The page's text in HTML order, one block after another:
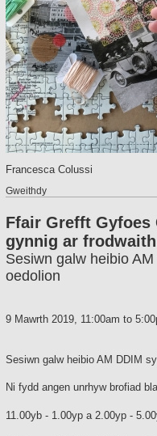
Francesca Colussi
Gweithdy
Ffair Grefft Gyfoes
gynnig ar frodwaith
Sesiwn galw heibio
oedolion
9 Mawrth 2019, 11:00am to
Sesiwn galw heibio AM DDIM
Ni fydd angen unrhyw brofiad
11.00yb - 1.00yp a 2.00yp -